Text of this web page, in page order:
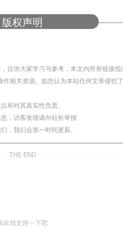
版权声明
仅供大家学习与参考，本文内所有链接
相关资源。如您认为本站任何文章侵犯
和对其真实性负责。
，访客发现请向站长举报
，我们会第一时间更新。
THE END
欢就支持一下吧